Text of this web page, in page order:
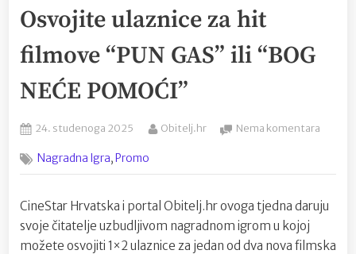
Osvojite ulaznice za hit
filmove “PUN GAS” ili “BOG
NEĆE POMOĆI”
Posted
24. studenoga 2025 By
Obitelj.hr Nema komentara
i
Nagradna Igra,Promo
CineStar Hrvatska i portal Obitelj.hr ovoga tjedna daruju
svoje čitatelje uzbudljivom nagradnom igrom u kojoj
možete osvojiti 1×2 ulaznice za jedan od dva nova filmska